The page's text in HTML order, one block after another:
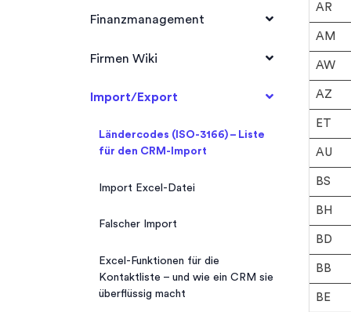
Bewerbungen Widget
Eigene Felder –
Mail – Vorlagen
Finanzmanagement
Einnahmen
Tageseinnahmen erstellen
Firmen Wiki
Wiki
Wiki Artikel erstellen
Import/Export
Ländercodes (ISO-3166) – Liste
für den CRM-Import
Import Excel-Datei
Falscher Import
Excel-Funktionen für die
Kontaktliste – und wie ein CRM sie
überflüssig macht
AR
AM
AW
AZ
ET
AU
BS
BH
BD
BB
BE